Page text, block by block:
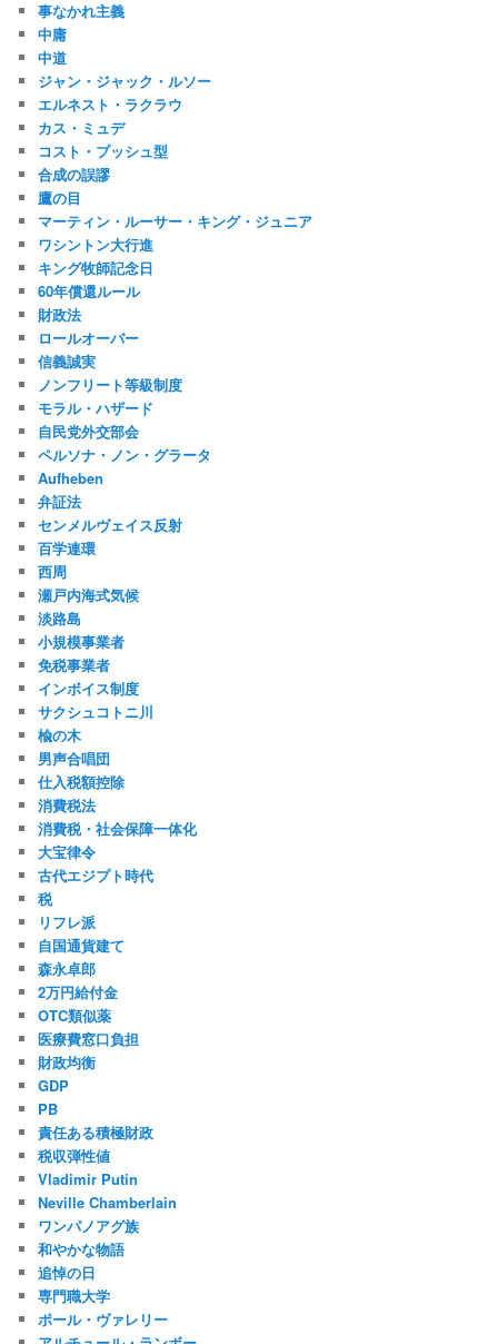
事なかれ主義
中庸
中道
ジャン・ジャック・ルソー
エルネスト・ラクラウ
カス・ミュデ
コスト・プッシュ型
合成の誤謬
鷹の目
マーティン・ルーサー・キング・ジュニア
ワシントン大行進
キング牧師記念日
60年償還ルール
財政法
ロールオーバー
信義誠実
ノンフリート等級制度
モラル・ハザード
自民党外交部会
ペルソナ・ノン・グラータ
Aufheben
弁証法
センメルヴェイス反射
百学連環
西周
瀬戸内海式気候
淡路島
小規模事業者
免税事業者
インボイス制度
サクシュコトニ川
楡の木
男声合唱団
仕入税額控除
消費税法
消費税・社会保障一体化
大宝律令
古代エジプト時代
税
リフレ派
自国通貨建て
森永卓郎
2万円給付金
OTC類似薬
医療費窓口負担
財政均衡
GDP
PB
責任ある積極財政
税収弾性値
Vladimir Putin
Neville Chamberlain
ワンパノアグ族
和やかな物語
追悼の日
専門職大学
ポール・ヴァレリー